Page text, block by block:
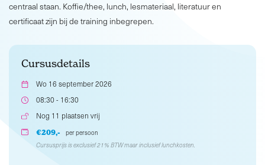
centraal staan. Koffie/thee, lunch, lesmateriaal, literatuur en
certificaat zijn bij de training inbegrepen.
Cursusdetails
Wo 16 september 2026
08:30 - 16:30
Nog 11 plaatsen vrij
€209,-
per persoon
Cursusprijs is exclusief 21% BTW maar inclusief lunchkosten.